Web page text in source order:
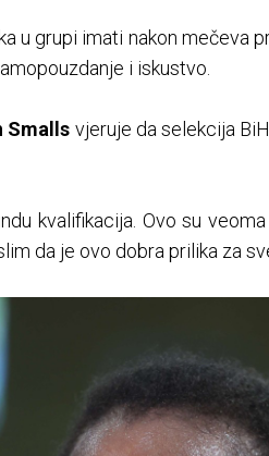
u grupi imati nakon mečeva
i iskustvo.
Smalls vjeruje da selekcija
kvalifikacija. Ovo su
da je ovo dobra prilika za